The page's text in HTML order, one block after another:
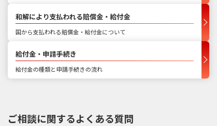
和解により支払われる賠償金・給付金
国から支払われる賠償金・給付金について
給付金・申請手続き
給付金の種類と申請手続きの流れ
ご相談に関するよくある質問